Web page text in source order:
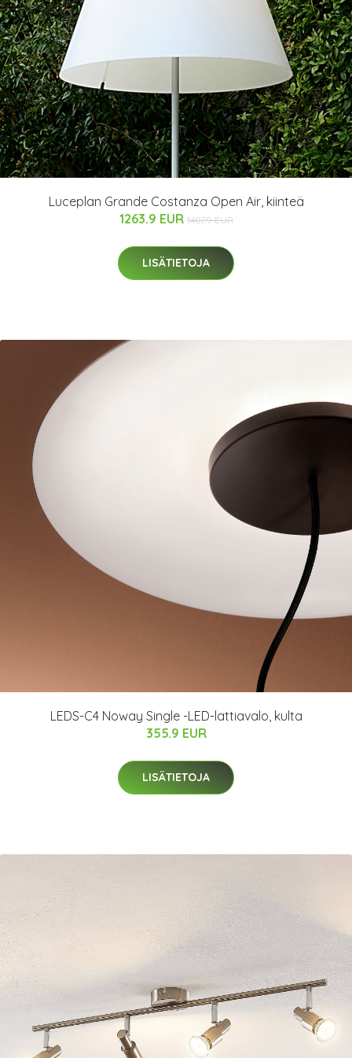
Luceplan Grande Costanza Open Air, kiinteä
1263.9 EUR 1407.9 EUR
LISÄTIETOJA
LEDS-C4 Noway Single -LED-lattiavalo, kulta
355.9 EUR
LISÄTIETOJA